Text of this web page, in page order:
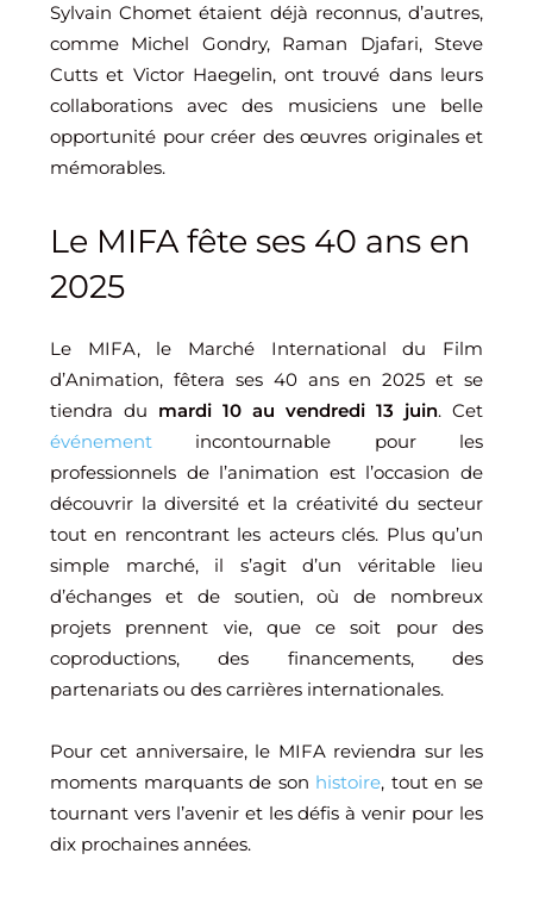
Sylvain Chomet étaient déjà reconnus, d’autres,
comme Michel Gondry, Raman Djafari, Steve
Cutts et Victor Haegelin, ont trouvé dans leurs
collaborations avec des musiciens une belle
opportunité pour créer des œuvres originales et
mémorables.
Le MIFA fête ses 40 ans en
2025
Le MIFA, le Marché International du Film
d’Animation, fêtera ses 40 ans en 2025 et se
tiendra du mardi 10 au vendredi 13 juin. Cet
événement incontournable pour les
professionnels de l’animation est l’occasion de
découvrir la diversité et la créativité du secteur
tout en rencontrant les acteurs clés. Plus qu’un
simple marché, il s’agit d’un véritable lieu
d’échanges et de soutien, où de nombreux
projets prennent vie, que ce soit pour des
coproductions, des financements, des
partenariats ou des carrières internationales.
Pour cet anniversaire, le MIFA reviendra sur les
moments marquants de son histoire, tout en se
tournant vers l’avenir et les défis à venir pour les
dix prochaines années.